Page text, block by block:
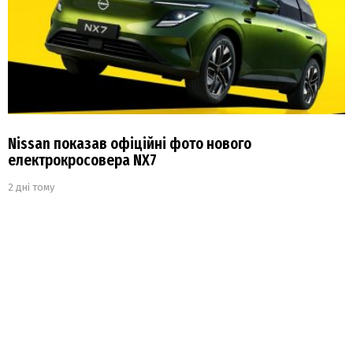
Nissan показав офіційні фото нового
електрокросовера NX7
2 дні тому